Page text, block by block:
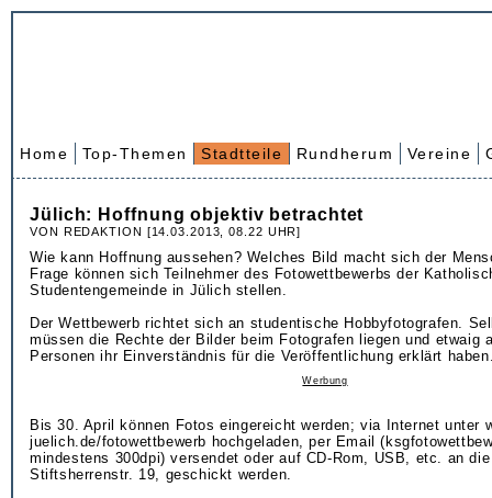
Home Top-Themen Stadtteile Rundherum Vereine
Jülich: Hoffnung objektiv betrachtet
VON REDAKTION [14.03.2013, 08.22 UHR]
Wie kann Hoffnung aussehen? Welches Bild macht sich der
Frage können sich Teilnehmer des Fotowettbewerbs der
Studentengemeinde in Jülich stellen.
Der Wettbewerb richtet sich an studentische Hobbyfotografen.
müssen die Rechte der Bilder beim Fotografen liegen und etwaig
Personen ihr Einverständnis für die Veröffentlichung erklärt
Werbung
Bis 30. April können Fotos eingereicht werden; via Internet unter
juelich.de/fotowettbewerb hochgeladen, per Email
mindestens 300dpi) versendet oder auf CD-Rom, USB, etc. an
Stiftsherrenstr. 19, geschickt werden.